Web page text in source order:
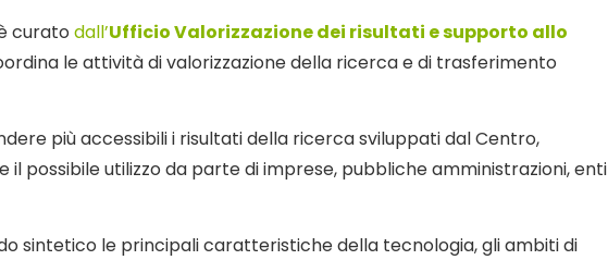
curato dall’Ufficio Valorizzazione dei risultati e supporto allo
le attività di valorizzazione della ricerca e di trasferimento
più accessibili i risultati della ricerca sviluppati dal Centro,
il possibile utilizzo da parte di imprese, pubbliche amministrazioni, enti
sintetico le principali caratteristiche della tecnologia, gli ambiti di